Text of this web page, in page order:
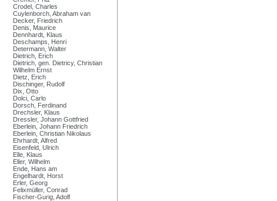
Crodel, Charles
Cuylenborch, Abraham van
Decker, Friedrich
Denis, Maurice
Dennhardt, Klaus
Deschamps, Henri
Determann, Walter
Dietrich, Erich
Dietrich, gen. Dietricy, Christian
Wilhelm Ernst
Dietz, Erich
Dischinger, Rudolf
Dix, Otto
Dolci, Carlo
Dorsch, Ferdinand
Drechsler, Klaus
Dressler, Johann Gottfried
Eberlein, Johann Friedrich
Eberlein, Christian Nikolaus
Ehrhardt, Alfred
Eisenfeld, Ulrich
Elle, Klaus
Eller, Wilhelm
Ende, Hans am
Engelhardt, Horst
Erler, Georg
Felixmüller, Conrad
Fischer-Gurig, Adolf